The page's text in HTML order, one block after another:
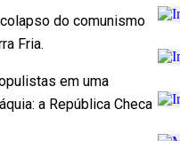
do comunismo
Fria.
em uma
a República Checa